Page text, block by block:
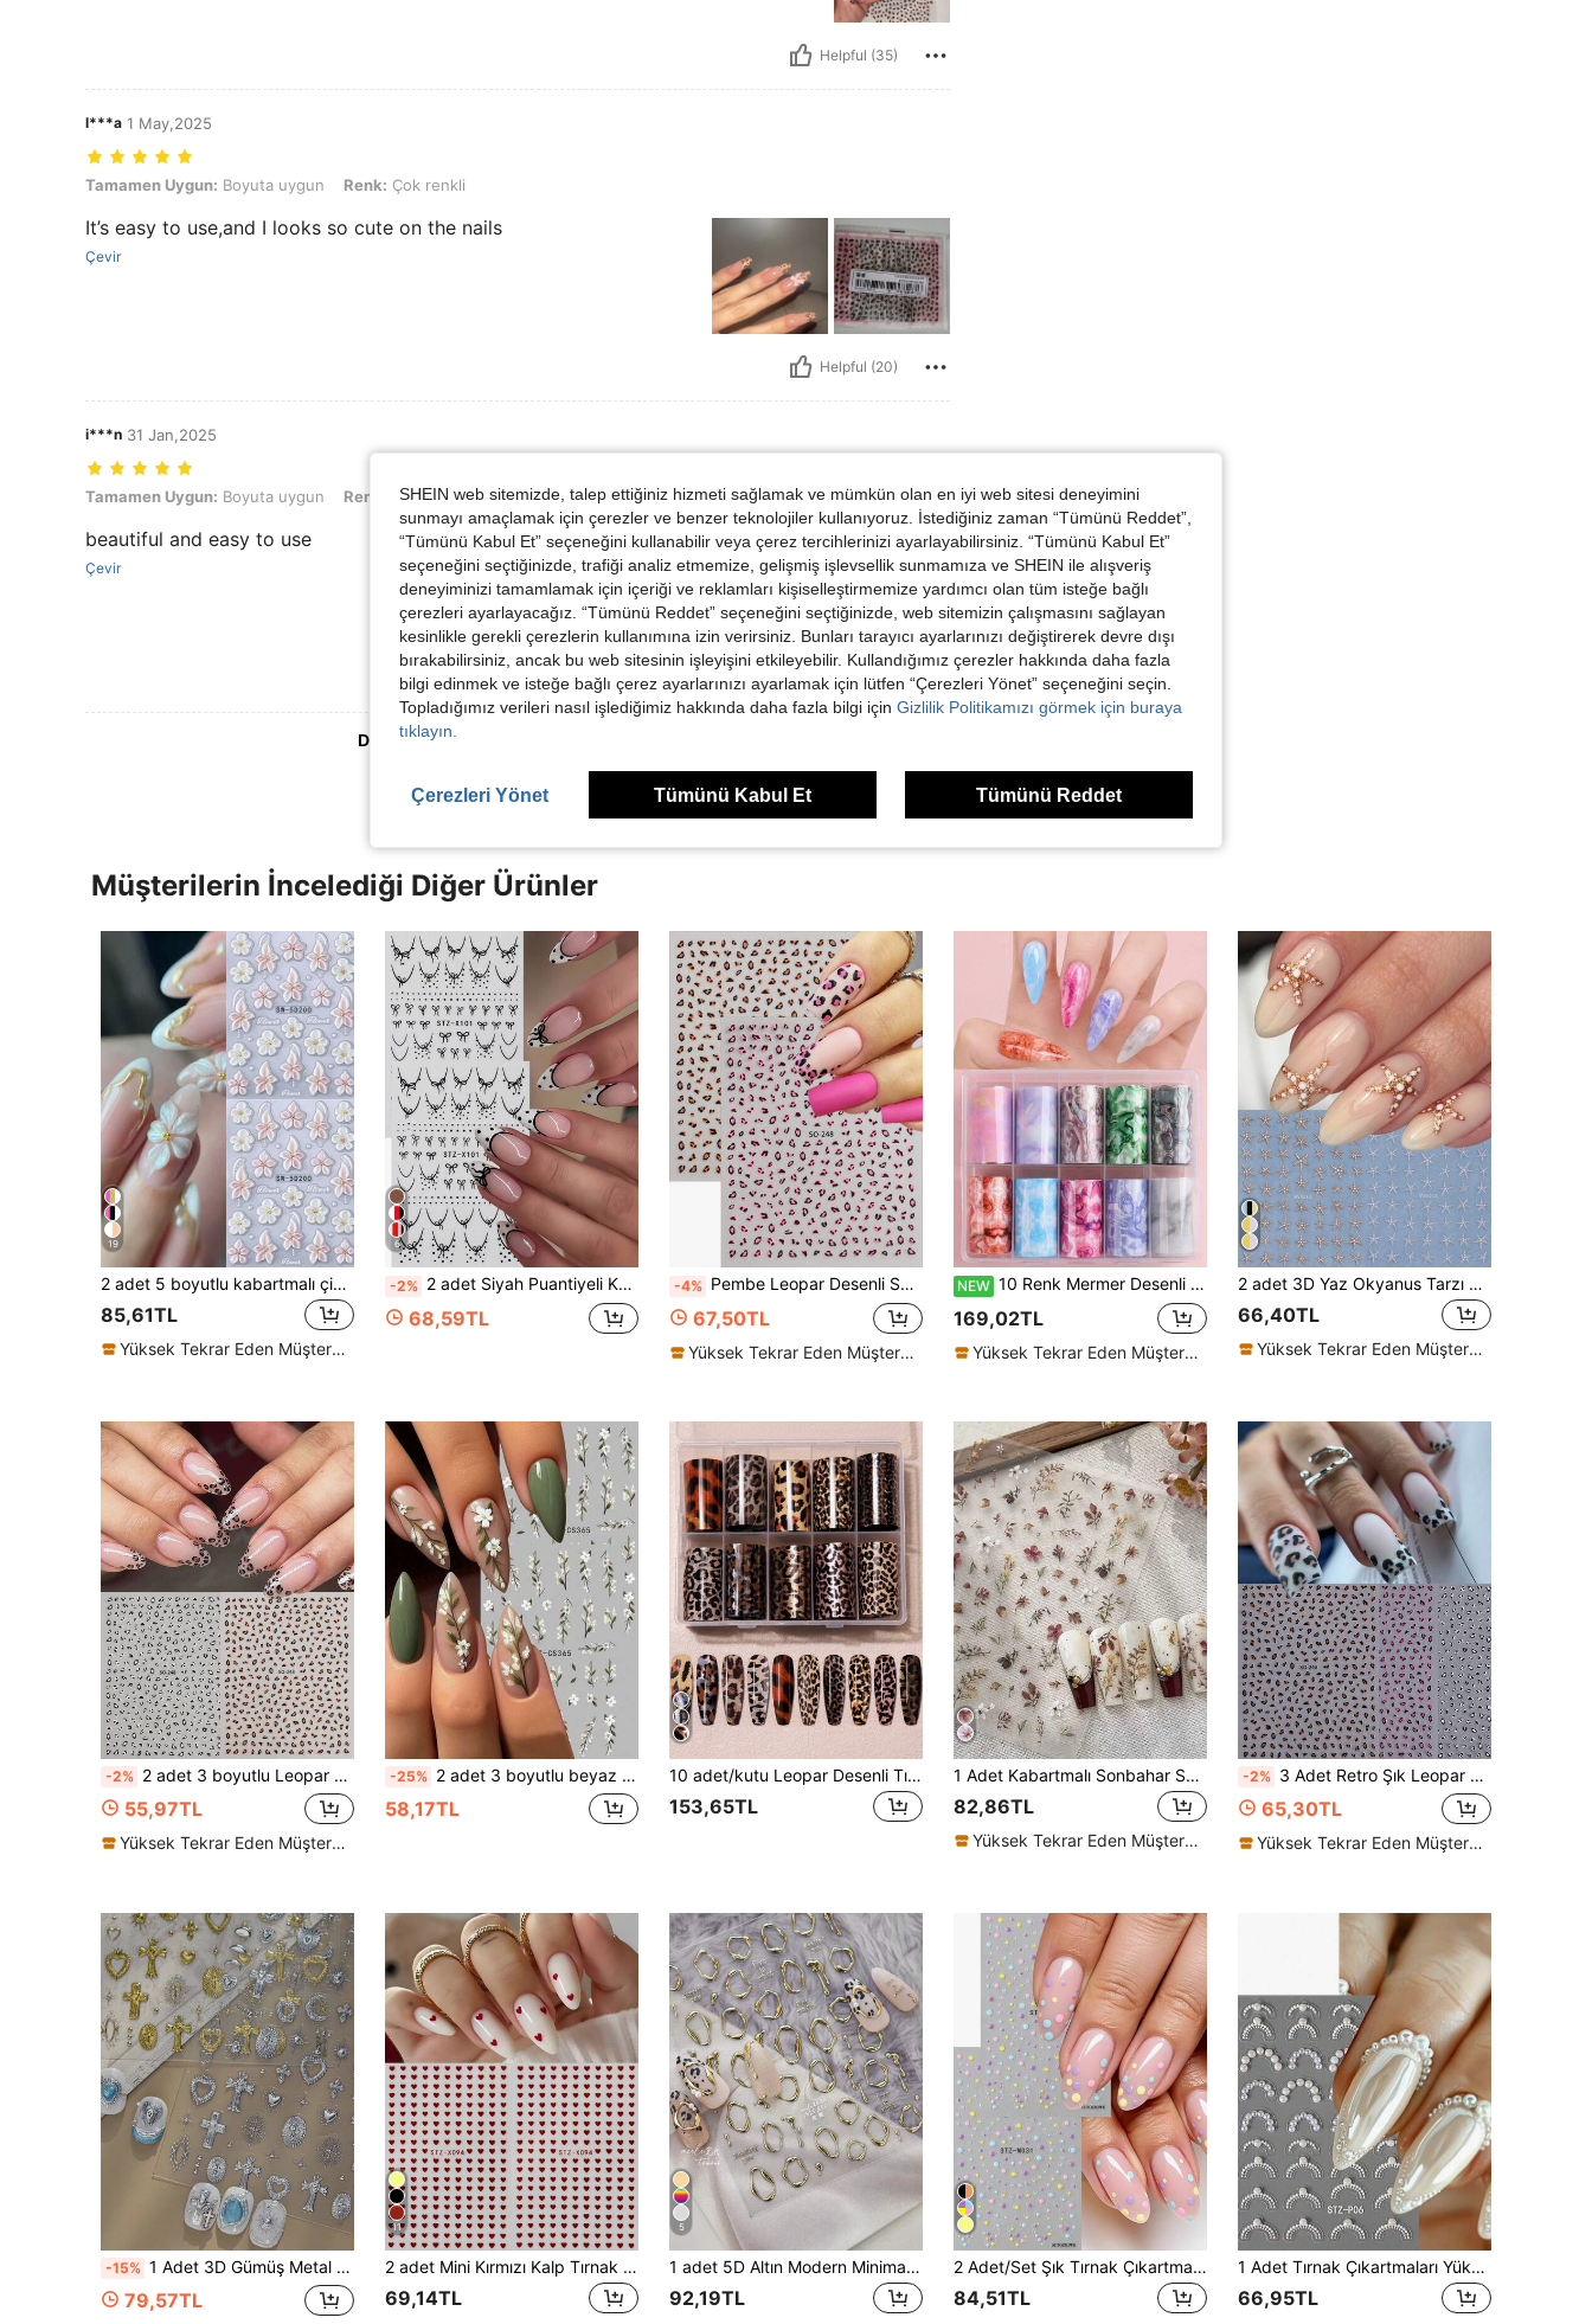
Helpful (35)
l***a 1 May,2025
Tamamen Uygun: Boyuta uygun, Renk: Çok renkli
Tamamen Uygun: Boyuta uygun Renk: Çok renkli
It’s easy to use,and I looks so cute on the nails
Çevir
Helpful (20)
i***n 31 Jan,2025
Tamamen Uygun: Boyuta uygun, Renk: Çok renkli
Tamamen Uygun: Boyuta uygun Renk: Çok renkli
beautiful and easy to use
Çevir
Helpful (16)
Daha Fazla Değerlendirme Görüntüle
Müşterilerin İncelediği Diğer Ürünler
19
2 adet 5 boyutlu kabartmalı çiçekli tırnak süsleme çıkartması, beyaz ve pembe hibiskus oyma deseni, kendinden yapışkanlı tırnak çıkartmaları, tırnak süsleme malzemeleri, evde kendin yap salon, ilkbahar, Sevgililer Günü, düğün tırnakları için uygundur.
85,61TL
Yüksek Tekrar Eden Müşteriler
6
-2% 2 adet Siyah Puantiyeli Kurdeleli Tırnak Çıkartması, Fransız Dalga Çizgili Tırnak Sanatı Çıkartmaları, Kendin Yap Düğün Tırnak Süslemesi
68,59TL
-4% Pembe Leopar Desenli Seksi 3D Tırnak Çıkartmaları Sonbahar Kış Stili Gül Kırmızı Kahve Rengi Y2K Seksi Vahşi Tırnak Süsleri 2 Adet Tırnak Malzemeleri
67,50TL
Yüksek Tekrar Eden Müşteriler
NEW 10 Renk Mermer Desenli Tırnak Transfer Folyosu, Su Dalgası Tırnak Folyosu Çıkartmaları, Minimalist Zarif Tasarımlı Yıldızlı Gökyüzü Kağıt Tırnak Tam Kapatıcı DIY Çıkartmaları, Kadınlar ve Kızlar İçin Tırnak Sanatı Aksesuarları, İlkbahar/Yaz Tırnak Süsleme Malzemeleri
169,02TL
Yüksek Tekrar Eden Müşteriler
2 adet 3D Yaz Okyanus Tarzı Simli Yıldız Tırnak Çıkartması, Gümüş ve Altın Yıldız Tasarımlı Kendinden Yapışkanlı, Plaj, Yüzme Partisi ve Günlük Tırnak Süslemesi İçin Uygundur
66,40TL
Yüksek Tekrar Eden Müşteriler
-2% 2 adet 3 boyutlu Leopar Desenli Tırnak Çıkartması, Sonbahar/Kış Fransız Leopar Tasarımı Y2K Tarzı Tırnak Sanatı Çıkartmaları, Hayvan Desenli Kendinden Yapışkanlı Tırnak Çıkartmaları
55,97TL
Yüksek Tekrar Eden Müşteriler
-25% 2 adet 3 boyutlu beyaz kır çiçeği tırnak süsleme çıkartması, zarif çiçekli ve yapraklı kendinden yapışkanlı tırnak kaydırıcıları, düğün kutlamaları için kendin yap tırnak süslemeleri için uygundur.
58,17TL
10 adet/kutu Leopar Desenli Tırnak Sanatı Transfer Folyoları Tırnak Aksesuarları Kendin Yap Tırnak Çıkartmaları Tırnak Malzemeleri
153,65TL
1 Adet Kabartmalı Sonbahar Suluboya Kurumuş Yaprak ve Çiçek Tırnak Çıkartması, Tatlı Moda Karınca Desenli Dekoratif Çıkartma, DIY Tırnak Sanatı Çıkartması, Vintage Sonbahar Kurumuş Çiçek Bitki Tırnak Çıkartması, İnce Yarı Saydam Mürekkep Dokulu Çiçek, Dal, Yaprak ve Mantar Kombinasyon Deseni, Karamel Kırmızı-Kahve Sıcak Ton Vintage Renk, Yarı Saydam Yumuşak Film İnce ve Tırnak Yüzeyine Yapışan, Serbest Kesim Boyutu İçin Kendinden Yapışkanlı Arkalık, El Yapımı Takma Tırnaklar ve Jel Uzatma Bale Tırnakları İçin Uygun
82,86TL
Yüksek Tekrar Eden Müşteriler
-2% 3 Adet Retro Şık Leopar Desenli 3D Tırnak Sanatı Çıkartmaları Siyah Beyaz Pembe Kahverengi Kış Leopar Desenli Kendinden Yapışkanlı 3D Dekaller Manikür Süsleme Tırnak Malzemeleri Kadın ve Kızlar İçin Sonbahar Kış Tasarımı Tırnaklara Yapıştırılabilir
65,30TL
Yüksek Tekrar Eden Müşteriler
-15% 1 Adet 3D Gümüş Metal Tırnak Charm Çıkartması, Haç Kutsal Kalp Ay Güneş Yıldız Lüks Tırnak Çıkartması, Retro Gotik Dini Tırnak Sanatı Süsü
79,57TL
11
2 adet Mini Kırmızı Kalp Tırnak Süsleme Çıkartması, Sevgililer Günü Tırnak Çıkartmaları, Yeni Yıl Tırnak Malzemeleri, Kendin Yap Tırnak Takı Dekorasyonu
69,14TL
5
1 adet 5D Altın Modern Minimalist Metal Tırnak Sanatı Çıkartması, Lüks Kalp Şeklinde Tırnak Çıkartmaları, Kendin Yap Kendinden Yapışkanlı Tırnak Çıkartmaları, Tırnak Malzemeleri
92,19TL
2 Adet/Set Şık Tırnak Çıkartması Farklı Boyutlarda Renkli Nokta Tasarımlı Y2K Stili Sevimli Dekaller DIY Tırnak Sanatı Süsleme Araçları Tırnak Malzemeleri
84,51TL
1 Adet Tırnak Çıkartmaları Yüksek Parlaklıkta İnci Takı Fransız Çizgisi Dekorasyon Sanatı Kaydırıcı Holografik Kendinden Yapışkanlı Uçlar Çıkartmalar DIY Manikür Aksesuarları Malzemeleri
66,95TL
SHEIN web sitemizde, talep ettiğiniz hizmeti sağlamak ve mümkün olan en iyi web sitesi deneyimini
sunmayı amaçlamak için çerezler ve benzer teknolojiler kullanıyoruz. İstediğiniz zaman “Tümünü Reddet”,
“Tümünü Kabul Et” seçeneğini kullanabilir veya çerez tercihlerinizi ayarlayabilirsiniz. “Tümünü Kabul Et”
seçeneğini seçtiğinizde, trafiği analiz etmemize, gelişmiş işlevsellik sunmamıza ve SHEIN ile alışveriş
deneyiminizi tamamlamak için içeriği ve reklamları kişiselleştirmemize yardımcı olan tüm isteğe bağlı
çerezleri ayarlayacağız. “Tümünü Reddet” seçeneğini seçtiğinizde, web sitemizin çalışmasını sağlayan
kesinlikle gerekli çerezlerin kullanımına izin verirsiniz. Bunları tarayıcı ayarlarınızı değiştirerek devre dışı
bırakabilirsiniz, ancak bu web sitesinin işleyişini etkileyebilir. Kullandığımız çerezler hakkında daha fazla
bilgi edinmek ve isteğe bağlı çerez ayarlarınızı ayarlamak için lütfen “Çerezleri Yönet” seçeneğini seçin.
Topladığımız verileri nasıl işlediğimiz hakkında daha fazla bilgi için Gizlilik Politikamızı görmek için buraya
tıklayın.
Çerezleri Yönet Tümünü Kabul Et Tümünü Reddet